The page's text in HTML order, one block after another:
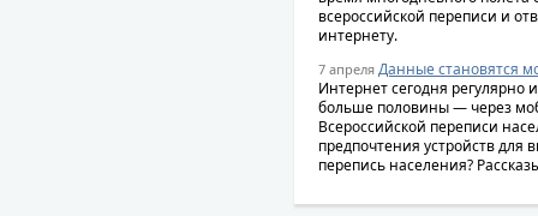
всероссийской переписи и
интернету.
7 апреля Данные становятся
Интернет сегодня регулярно
больше половины — через
Всероссийской переписи
предпочтения устройств для
перепись населения?